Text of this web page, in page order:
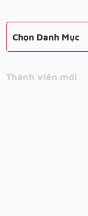
Chọn Danh Mục
Thành viên mới